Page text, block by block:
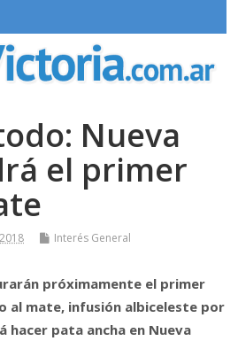
Nueva
el primer
Interés General
próximamente el primer
al mate, infusión albiceleste por
hacer pata ancha en Nueva